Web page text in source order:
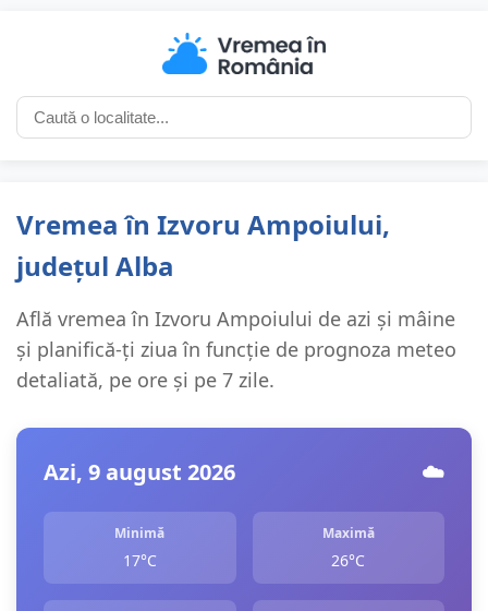
Vremea în Izvoru Ampoiului,
județul Alba
Află vremea în Izvoru Ampoiului de azi și mâine
și planifică-ți ziua în funcție de prognoza meteo
detaliată, pe ore și pe 7 zile.
Azi, 9 august 2026 ☁️
Minimă
17°C
Maximă
26°C